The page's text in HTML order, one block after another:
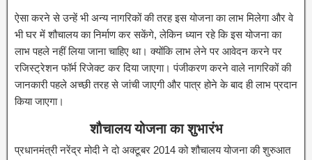
ऐसा करने से उन्हें भी अन्य नागरिकों की तरह इस योजना का लाभ मिलेगा और वे
भी घर में शौचालय का निर्माण कर सकेंगे, लेकिन ध्यान रहे कि इस योजना का
लाभ पहले नहीं लिया जाना चाहिए था। क्योंकि लाभ लेने पर आवेदन करने पर
रजिस्ट्रेशन फॉर्म रिजेक्ट कर दिया जाएगा। पंजीकरण करने वाले नागरिकों की
जानकारी पहले अच्छी तरह से जांची जाएगी और पात्र होने के बाद ही लाभ प्रदान
किया जाएगा।
शौचालय योजना का शुभारंभ
प्रधानमंत्री नरेंद्र मोदी ने दो अक्टूबर 2014 को शौचालय योजना की शुरुआत